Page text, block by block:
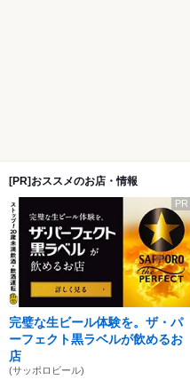
[PR]おススメのお店・情報
PR
完璧な生ビール体験を。ザ・パ
ーフェクト黒ラベルが飲めるお
店
(サッポロビール)